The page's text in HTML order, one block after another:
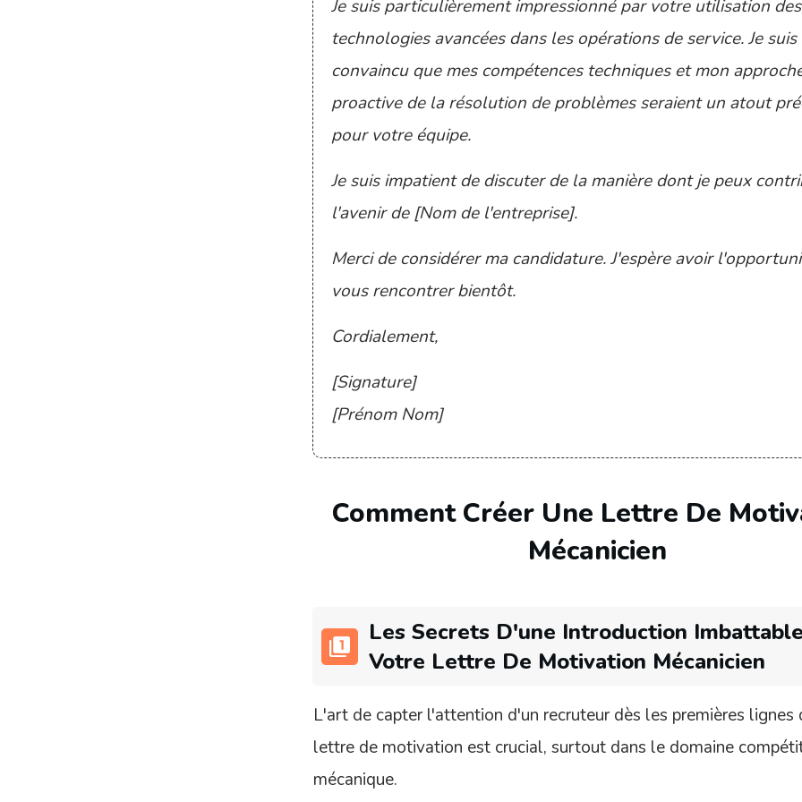
Je suis particulièrement impressionné par votre utilisation des
technologies avancées dans les opérations de service. Je suis
convaincu que mes compétences techniques et mon
proactive de la résolution de problèmes seraient un atout
pour votre équipe.
Je suis impatient de discuter de la manière dont je peux
l'avenir de [Nom de l'entreprise].
Merci de considérer ma candidature. J'espère avoir
vous rencontrer bientôt.
Cordialement,
[Signature]
[Prénom Nom]
Comment Créer Une Lettre De
Mécanicien
Les Secrets D'une Introduction
Votre Lettre De Motivation Mécanicien
L'art de capter l'attention d'un recruteur dès les premières lignes
lettre de motivation est crucial, surtout dans le domaine
mécanique.